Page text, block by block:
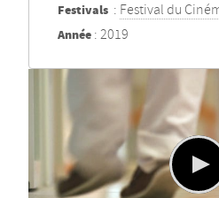
Festivals : Festival du
Année : 2019